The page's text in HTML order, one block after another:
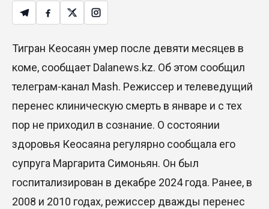
Тигран Кеосаян умер после девяти месяцев в
коме, сообщает Dalanews.kz. Об этом сообщил
телеграм-канал Mash. Режиссер и телеведущий
перенес клиническую смерть в январе и с тех
пор не приходил в сознание. О состоянии
здоровья Кеосаяна регулярно сообщала его
супруга Маргарита Симоньян. Он был
госпитализирован в декабре 2024 года. Ранее, в
2008 и 2010 годах, режиссер дважды перенес